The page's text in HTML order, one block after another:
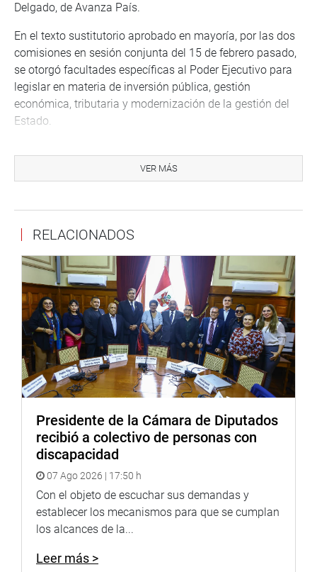
Delgado, de Avanza País.
En el texto sustitutorio aprobado en mayoría, por las dos
comisiones en sesión conjunta del 15 de febrero pasado,
se otorgó facultades específicas al Poder Ejecutivo para
legislar en materia de inversión pública, gestión
económica, tributaria y modernización de la gestión del
Estado.
sustentó lo concerniente a la modernización de la gestión
del Estado a través de la actualización de su ley marco
administrativo estandarizados; y el establecimiento del
regulatoria aplicable a las propuestas normativas el
Poder Ejecutivo.
Asimismo, entre otras, destinar medidas para el
emprendimiento de personas con discapacidad; prevenir,
sancionar y erradicar la violencia contra las mujeres;
implementar el voluntariado en poblaciones vulnerables;
y regular la gestión de sustancias químicas para proteger
la salud de las personas y el ambiente.
Por su lado, la presidenta de la Comisión de Economía,
Rosangella Barbarán Reyes (FP), destacó que en materia
de inversión pública, se establezca disposiciones
especiales hasta diciembre del 2024 sobre licencias de
habilitación urbana y edificación, certificación ambiental
y ejecución de inversiones con recursos del canon, sobre
canon, regalías y del fondo de Desarrollo Socioeconómico
VER MÁS
RELACIONADOS
Presidente de la Cámara de Diputados
recibió a colectivo de personas con
discapacidad
07 Ago 2026 | 17:50 h
Con el objeto de escuchar sus demandas y
establecer los mecanismos para que se cumplan
los alcances de la...
Leer más >